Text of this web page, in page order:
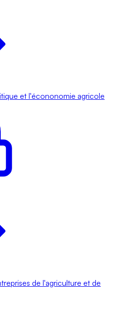
et l'écononomie agricole
de l'agriculture et de